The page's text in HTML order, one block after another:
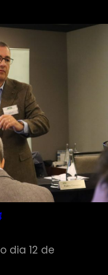
dia 12 de